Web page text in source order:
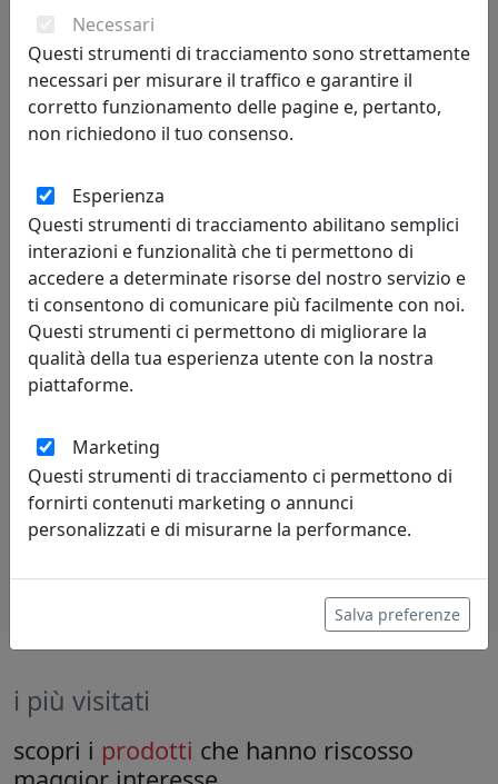
POLTRONA CRUISE DA ESTERNO, COMPLETA DI CUSCINI,
PIOGGIA EPR14001-03
MemeDesign
2.351,00 € 2.115,90 €
10%
i più visitati
scopri i prodotti che hanno riscosso
Necessari
Questi strumenti di tracciamento sono strettamente
necessari per misurare il traffico e garantire il
corretto funzionamento delle pagine e, pertanto,
non richiedono il tuo consenso.
Esperienza
Questi strumenti di tracciamento abilitano semplici
interazioni e funzionalità che ti permettono di
accedere a determinate risorse del nostro servizio e
ti consentono di comunicare più facilmente con noi.
Questi strumenti ci permettono di migliorare la
qualità della tua esperienza utente con la nostra
piattaforme.
Marketing
Questi strumenti di tracciamento ci permettono di
fornirti contenuti marketing o annunci
personalizzati e di misurarne la performance.
Salva preferenze